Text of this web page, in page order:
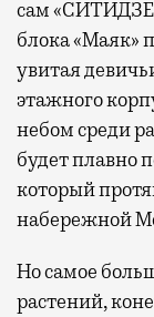
сам
блока «Маяк»
увитая
этажного
небом среди
будет плавно
который
набережной
Но самое
растений,